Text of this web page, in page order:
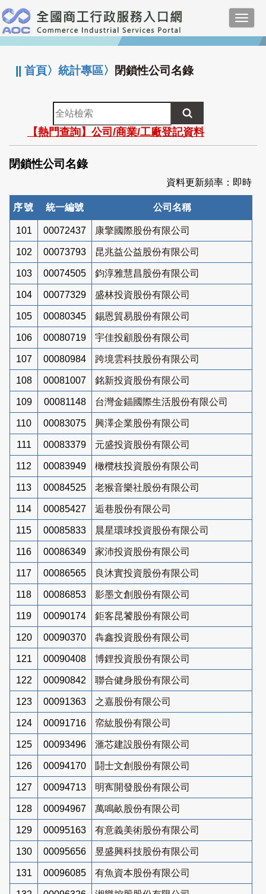
跳
到
主
要
:::
||首頁〉統計專區〉 閉鎖性公司名錄
全
站
檢
索
【熱門查詢】公司/商業/工廠登記資料
閉鎖性公司名錄
資料更新頻率：即時
序號 統一編號 公司名稱
101 00072437 康擎國際股份有限公司
102 00073793 昆兆益公益股份有限公司
103 00074505 鈞淳雅慧昌股份有限公司
104 00077329 盛林投資股份有限公司
105 00080345 錫恩貿易股份有限公司
106 00080719 宇佳投顧股份有限公司
107 00080984 跨境雲科技股份有限公司
108 00081007 銘新投資股份有限公司
109 00081148 台灣金錨國際生活股份有限公司
110 00083075 興澤企業股份有限公司
111 00083379 元盛投資股份有限公司
112 00083949 橄欖枝投資股份有限公司
113 00084525 老猴音樂社股份有限公司
114 00085427 逅巷股份有限公司
115 00085833 晨星環球投資股份有限公司
116 00086349 家沛投資股份有限公司
117 00086565 良沐實投資股份有限公司
118 00086853 影墨文創股份有限公司
119 00090174 鉅客昆饕股份有限公司
120 00090370 犇鑫投資股份有限公司
121 00090408 博鋰投資股份有限公司
122 00090842 聯合健身股份有限公司
123 00091363 之嘉股份有限公司
124 00091716 帟紘股份有限公司
125 00093496 滙芯建設股份有限公司
126 00094170 鬪士文創股份有限公司
127 00094713 明寯開發股份有限公司
128 00094967 萬鳴畝股份有限公司
129 00095163 有意義美術股份有限公司
130 00095656 昱盛興科技股份有限公司
131 00096085 有魚資本股份有限公司